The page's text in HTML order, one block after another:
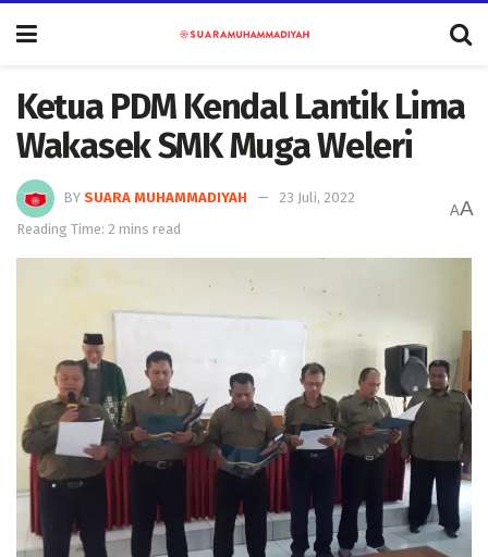
Ketua PDM Kendal Lantik Lima
Wakasek SMK Muga Weleri
BY SUARA MUHAMMADIYAH
23 Juli, 2022
Reading Time: 2 mins read
AA